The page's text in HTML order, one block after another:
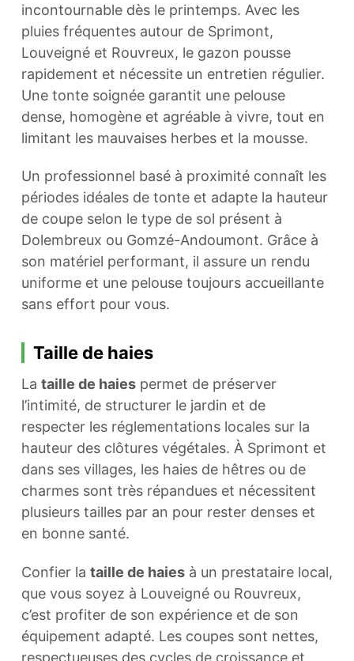
incontournable dès le printemps. Avec les
pluies fréquentes autour de Sprimont,
Louveigné et Rouvreux, le gazon pousse
rapidement et nécessite un entretien régulier.
Une tonte soignée garantit une pelouse
dense, homogène et agréable à vivre, tout en
limitant les mauvaises herbes et la mousse.
Un professionnel basé à proximité connaît les
périodes idéales de tonte et adapte la hauteur
de coupe selon le type de sol présent à
Dolembreux ou Gomzé-Andoumont. Grâce à
son matériel performant, il assure un rendu
uniforme et une pelouse toujours accueillante
sans effort pour vous.
Taille de haies
La taille de haiespermet de préserver
l’intimité, de structurer le jardin et de
respecter les réglementations locales sur la
hauteur des clôtures végétales. À Sprimont et
dans ses villages, les haies de hêtres ou de
charmes sont très répandues et nécessitent
plusieurs tailles par an pour rester denses et
en bonne santé.
Confier la taille de haiesà un prestataire local,
que vous soyez à Louveigné ou Rouvreux,
c’est profiter de son expérience et de son
équipement adapté. Les coupes sont nettes,
respectueuses des cycles de croissance et